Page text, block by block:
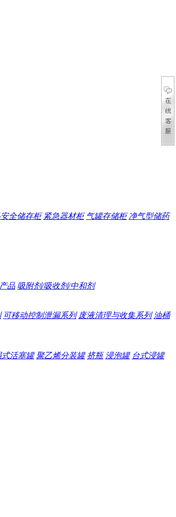
全储存柜 紧急器材柜 气罐存储柜 净气型储药
品 吸附剂/吸收剂/中和剂
可移动控制泄漏系列 废液清理与收集系列 油桶
式活塞罐 聚乙烯分装罐 挤瓶 浸泡罐 台式浸罐